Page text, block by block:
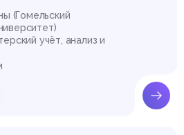
(Гомельский
учёт, анализ и